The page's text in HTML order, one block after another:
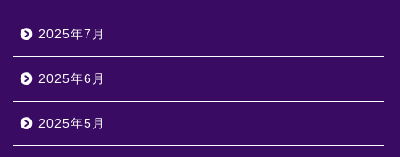
2025年7月
2025年6月
2025年5月